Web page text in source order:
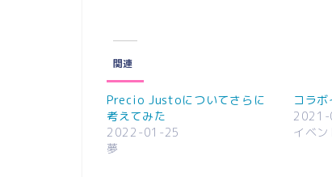
関連
Precio Justoについてさらに
考えてみた
2022-01-25
夢
コラ
イベン